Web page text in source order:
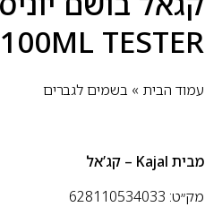
TESTER
עמוד הבית » בשמים לגברים
מבית Kajal – קג’אל
מק״ט: 628110534033